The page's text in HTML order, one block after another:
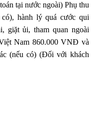
tại nước ngoài) Phụ thu
hành lý quá cước qui
giặt ủi, tham quan ngoài
Nam 860.000 VNĐ và
(nếu có) (Đối với khách